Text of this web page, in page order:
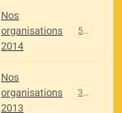
Nos
organisations
2014
516
Nos
organisations
2013
344